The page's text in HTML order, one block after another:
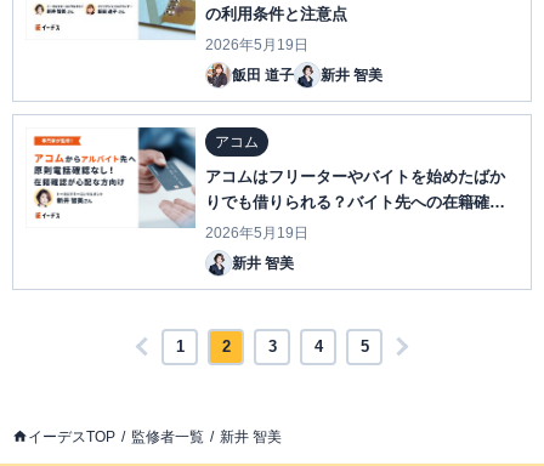
の利用条件と注意点
2026年5月19日
飯田 道子
新井 智美
アコム
アコムはフリーターやバイトを始めたばか
りでも借りられる？バイト先への在籍確認
の電話はなし！
2026年5月19日
新井 智美
1 2 3 4 5
イーデスTOP 監修者一覧 新井 智美